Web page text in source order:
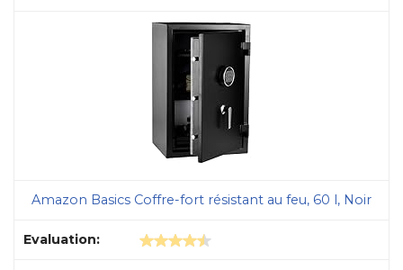
Amazon Basics Coffre-fort résistant au feu, 60 l, Noir